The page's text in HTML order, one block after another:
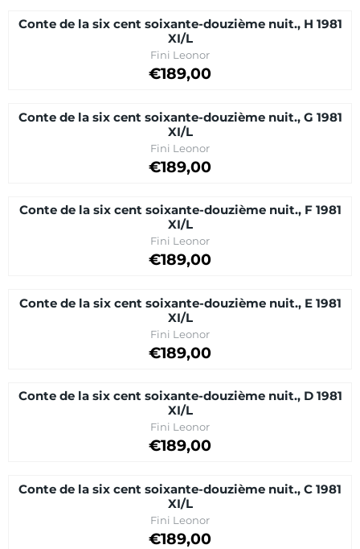
Conte de la six cent soixante-douzième nuit., H 1981
XI/L
Brand:
Fini Leonor
Price on request
€189,00
Conte de la six cent soixante-douzième nuit., G 1981
XI/L
Brand:
Fini Leonor
Price on request
€189,00
Conte de la six cent soixante-douzième nuit., F 1981
XI/L
Brand:
Fini Leonor
Price on request
€189,00
Conte de la six cent soixante-douzième nuit., E 1981
XI/L
Brand:
Fini Leonor
Price on request
€189,00
Conte de la six cent soixante-douzième nuit., D 1981
XI/L
Brand:
Fini Leonor
Price: 189,00
€189,00
Conte de la six cent soixante-douzième nuit., C 1981
XI/L
Brand:
Fini Leonor
Price on request
€189,00